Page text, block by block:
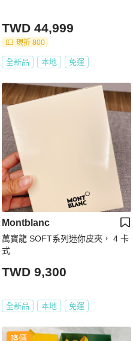
TWD 44,999
現折 800
全新品 本地 免運
Montblanc
萬寶龍 SOFT系列迷你皮夾， 4 卡
式
TWD 9,300
全新品 本地 免運
降價